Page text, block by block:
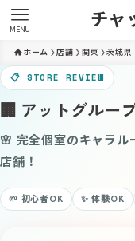
チャ
MENU
ホーム 店舗 関東 茨城県
📋 STORE REVIEW
🏢 アットグルー
🌸 完全個室のキャラ
店舗！
🌱 初心者OK ✨ 体験OK